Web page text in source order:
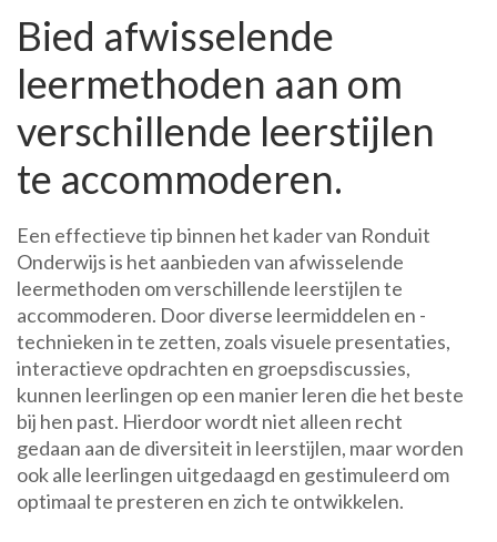
Bied afwisselende
leermethoden aan om
verschillende leerstijlen
te accommoderen.
Een effectieve tip binnen het kader van Ronduit
Onderwijs is het aanbieden van afwisselende
leermethoden om verschillende leerstijlen te
accommoderen. Door diverse leermiddelen en -
technieken in te zetten, zoals visuele presentaties,
interactieve opdrachten en groepsdiscussies,
kunnen leerlingen op een manier leren die het beste
bij hen past. Hierdoor wordt niet alleen recht
gedaan aan de diversiteit in leerstijlen, maar worden
ook alle leerlingen uitgedaagd en gestimuleerd om
optimaal te presteren en zich te ontwikkelen.